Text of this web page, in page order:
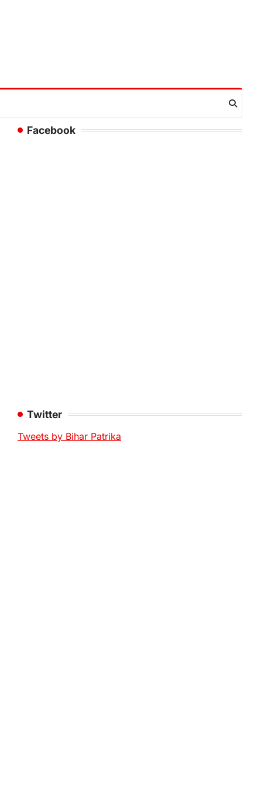
Facebook
Twitter
Tweets by Bihar Patrika